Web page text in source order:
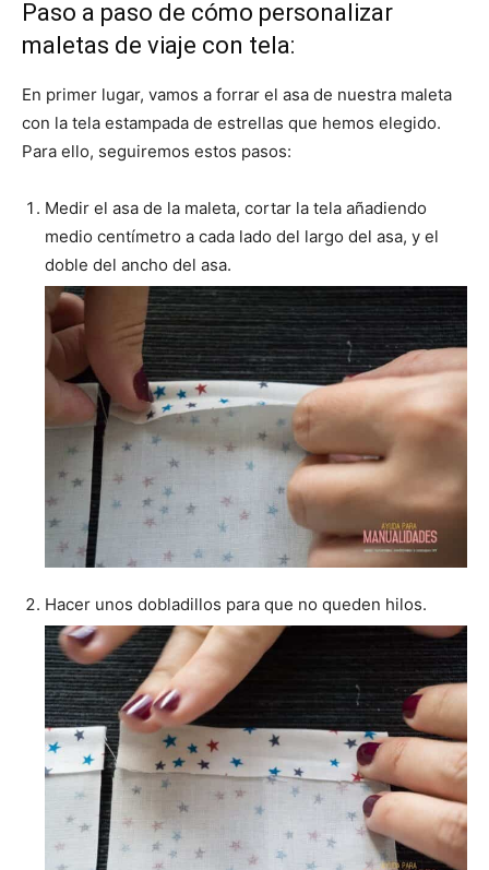
Paso a paso de cómo personalizar
maletas de viaje con tela:
En primer lugar, vamos a forrar el asa de nuestra maleta
con la tela estampada de estrellas que hemos elegido.
Para ello, seguiremos estos pasos:
Medir el asa de la maleta, cortar la tela añadiendo
medio centímetro a cada lado del largo del asa, y el
doble del ancho del asa.
Hacer unos dobladillos para que no queden hilos.